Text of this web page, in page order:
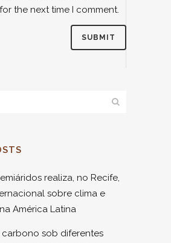
the next time I comment.
realiza, no Recife,
sobre clima e
América Latina
sob diferentes